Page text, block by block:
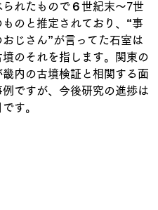
られたもので６世紀末～7世
ものと推定されており、“事
おじさん”が言ってた石室は
墳のそれを指します。関東の
畿内の古墳検証と相関する面
例ですが、今後研究の進捗は
す。